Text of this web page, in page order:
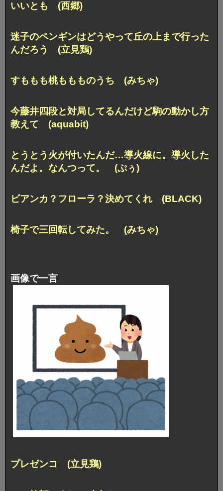
いいとも (西郷)
迷子のペンギンはどうやって丘の上まで行った
んだろう (立見鶏)
すももも桃ももものうち (みちゃ)
今藤井四段と対局してるんだけど駒の動かし方
教えて (aquabit)
とうとう火が付いたんだ…導火線に。 導火した
んだよ。なんつって。 (ぷぅ)
ビアンカ？フローラ？決めてくれ (BLACK)
椅子で三回転してみた。 (みちゃ)
画像で一言
プレゼンコ (立見鶏)